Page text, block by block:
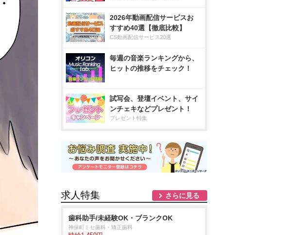
2026年動画配信サービスお
すすめ40選【徹底比較】
CS動画配信サービス20選
毎週の音楽ランキングから、
ヒットの推移をチェック！
試写会、登壇イベント、サイ
ンチェキなどプレゼント！
プレゼント特集
求人特集 さらに見る
歯科助手/未経験OK・ブランクOK
神保町ミセ歯科・矯正歯科